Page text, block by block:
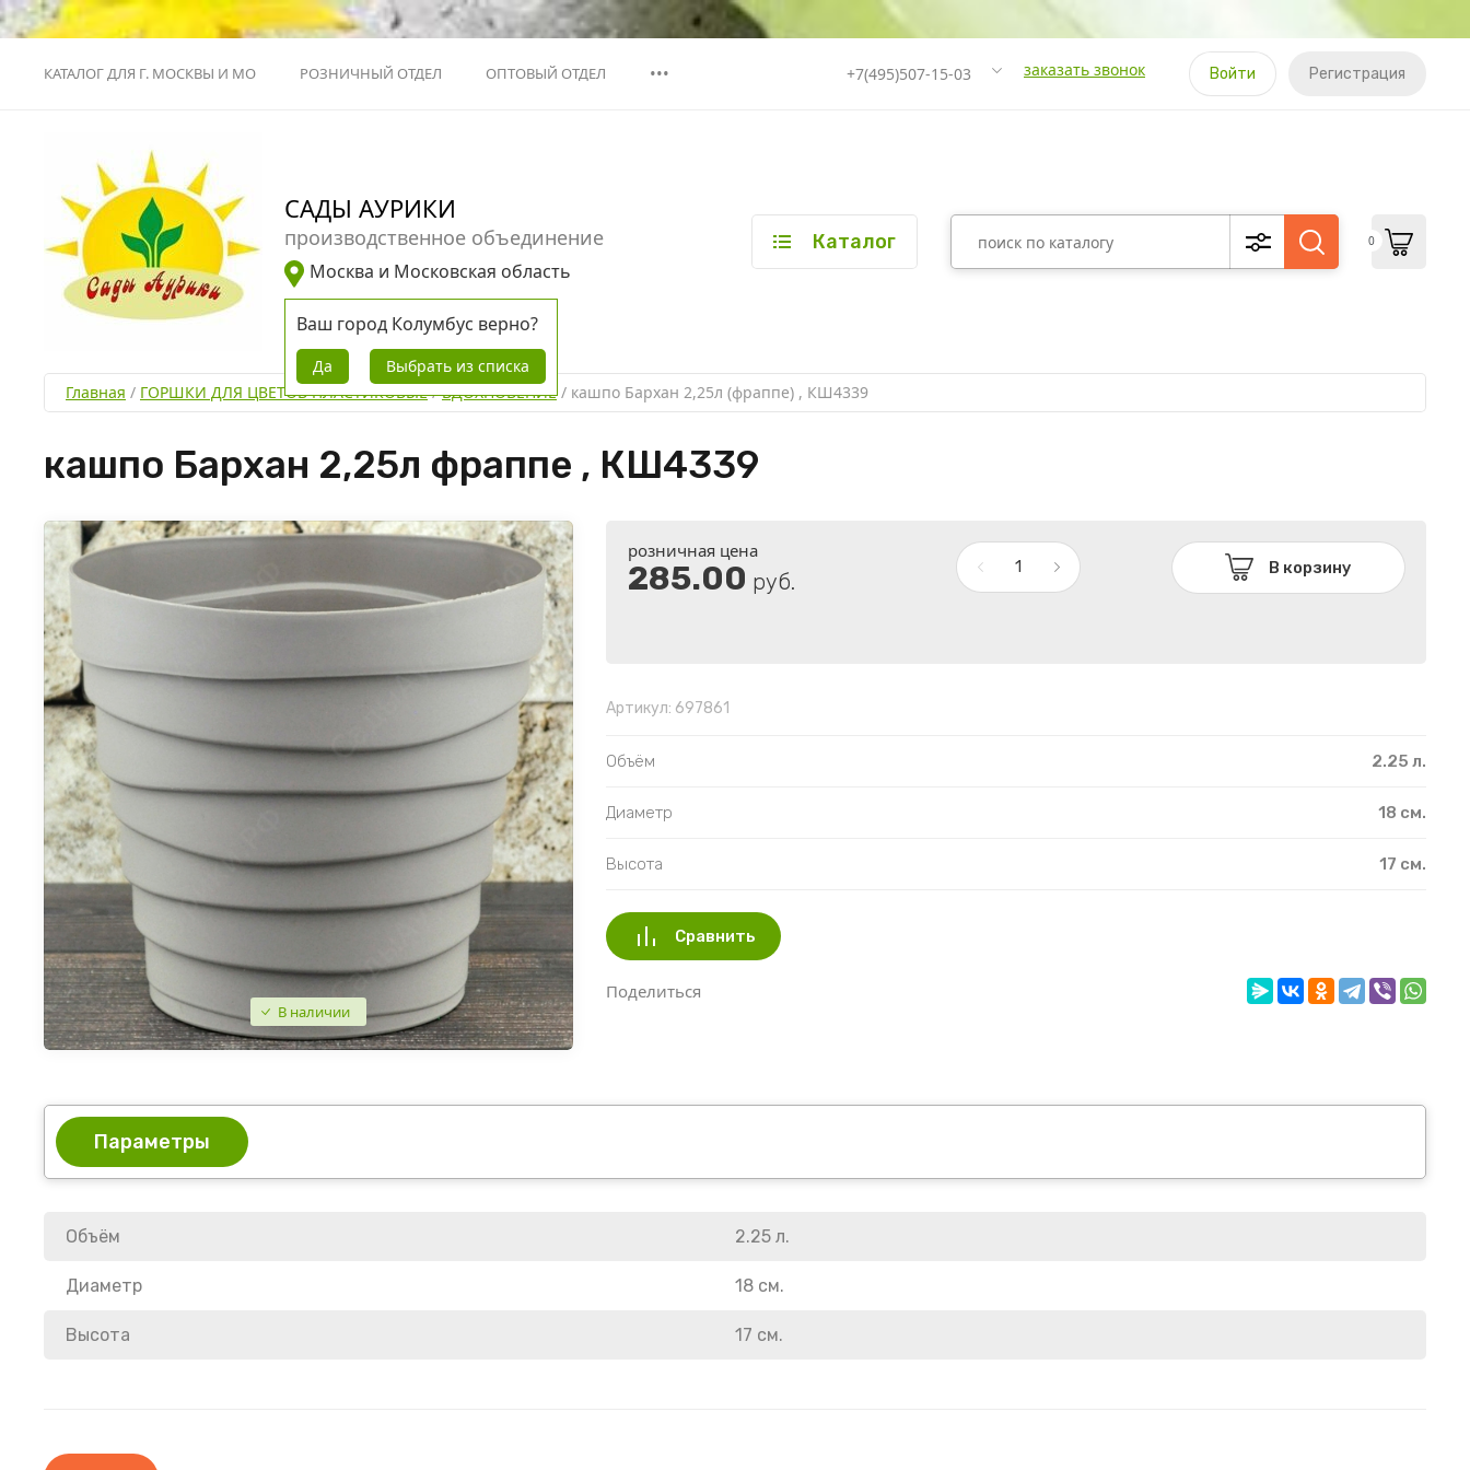
КАТАЛОГ ДЛЯ Г. МОСКВЫ И МО РОЗНИЧНЫЙ ОТДЕЛ ОПТОВЫЙ ОТДЕЛ ••• +7(495)507-15-03 заказать звонок Войти Регистрация
САДЫ АУРИКИ
производственное объединение
Москва и Московская область
Ваш город Колумбус верно?
Да Выбрать из списка
Каталог 0
Главная / ГОРШКИ ДЛЯ ЦВЕТОВ ПЛАСТИКОВЫЕ / ВДОХНОВЕНИЕ / кашпо Бархан 2,25л (фраппе) , КШ4339
кашпо Бархан 2,25л фраппе , КШ4339
В наличии
розничная цена
285.00 руб.
В корзину
Артикул: 697861
Объём 2.25 л.
Диаметр 18 см.
Высота 17 см.
Сравнить
Поделиться
Параметры
Объём 2.25 л.
Диаметр 18 см.
Высота 17 см.